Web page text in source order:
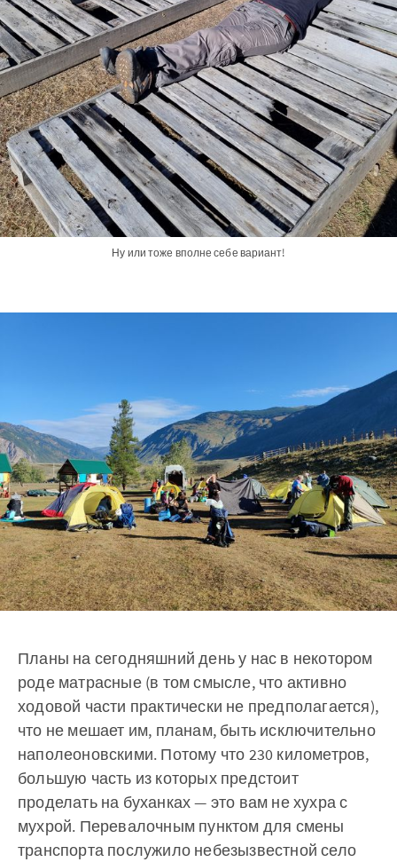
Ну или тоже вполне себе вариант!
Планы на сегодняшний день у нас в некотором
роде матрасные (в том смысле, что активно
ходовой части практически не предполагается),
что не мешает им, планам, быть исключительно
наполеоновскими. Потому что 230 километров,
большую часть из которых предстоит
проделать на буханках — это вам не хухра с
мухрой. Перевалочным пунктом для смены
транспорта послужило небезызвестной село